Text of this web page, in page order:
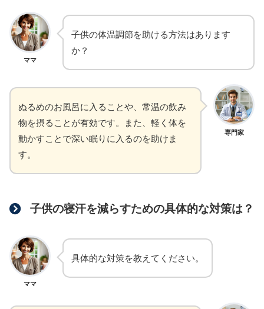
ママ
子供の体温調節を助ける方法はあります
か？
専門家
ぬるめのお風呂に入ることや、常温の飲み
物を摂ることが有効です。また、軽く体を
動かすことで深い眠りに入るのを助けま
す。
子供の寝汗を減らすための具体的な対策は？
ママ
具体的な対策を教えてください。